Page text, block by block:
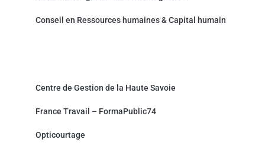
Conseil en Ressources humaines & Capital humain
Centre de Gestion de la Haute Savoie
France Travail – FormaPublic74
Opticourtage